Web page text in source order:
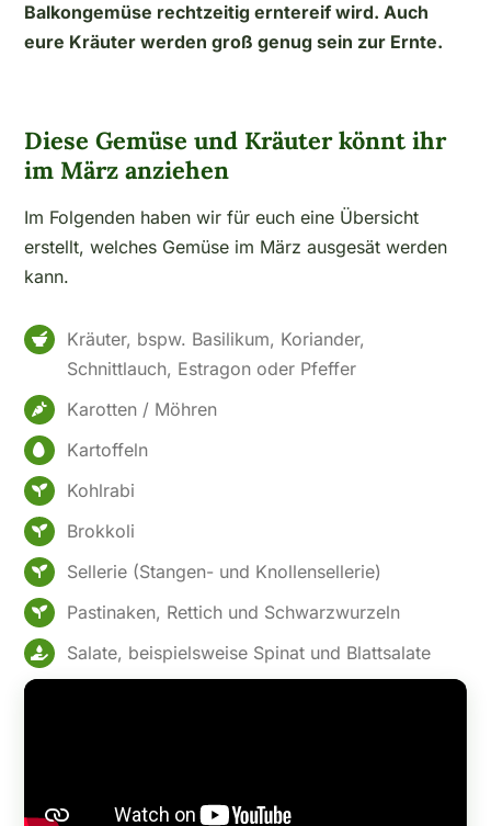
Balkongemüse rechtzeitig erntereif wird. Auch
eure Kräuter werden groß genug sein zur Ernte.
Diese Gemüse und Kräuter könnt ihr
im März anziehen
Im Folgenden haben wir für euch eine Übersicht
erstellt, welches Gemüse im März ausgesät werden
kann.
Kräuter, bspw. Basilikum, Koriander,
Schnittlauch, Estragon oder Pfeffer
Karotten / Möhren
Kartoffeln
Kohlrabi
Brokkoli
Sellerie (Stangen- und Knollensellerie)
Pastinaken, Rettich und Schwarzwurzeln
Salate, beispielsweise Spinat und Blattsalate